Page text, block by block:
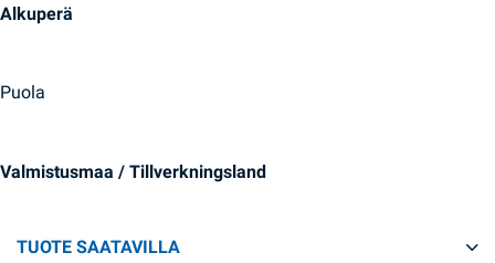
Alkuperä
Puola
Valmistusmaa / Tillverkningsland
TUOTE SAATAVILLA